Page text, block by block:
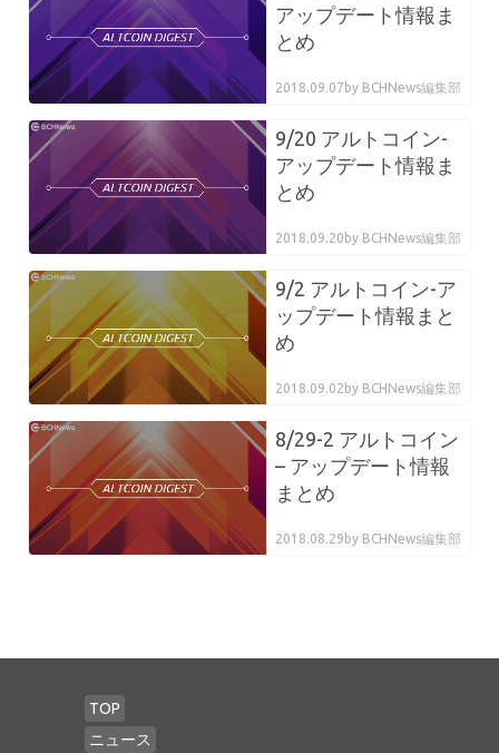
アップデート情報ま
とめ
2018.09.07 by BCHNews編集部
9/20 アルトコイン-
アップデート情報ま
とめ
2018.09.20 by BCHNews編集部
9/2 アルトコイン-ア
ップデート情報まと
め
2018.09.02 by BCHNews編集部
8/29-2 アルトコイン
– アップデート情報
まとめ
2018.08.29 by BCHNews編集部
TOP
ニュース